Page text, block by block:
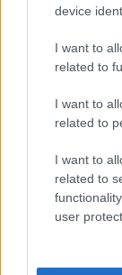
device
I want to
related to
I want to
related to
I want to
related to
user